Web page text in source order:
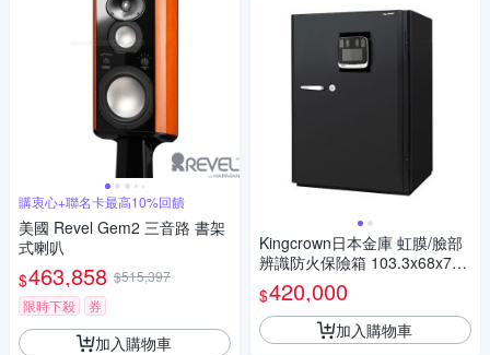
購衷心+聯名卡最高10%回饋
美國 Revel Gem2 三音路 書架
式喇叭
$463,858 $515,397
限時下殺
券
加入購物車
Kingcrown日本金庫 虹膜/臉部
辨識防火保險箱 103.3x68x73.
5 cm /台 KCX52-2iN
$420,000
加入購物車